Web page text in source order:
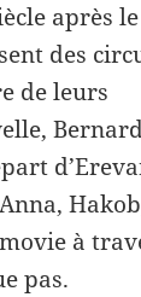
après le
des
de leurs
à
pas.